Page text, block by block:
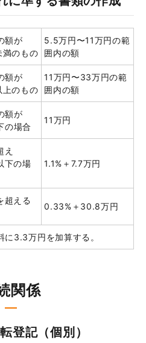
額が
のもの
5.5万円〜11万円の範
囲内の額
額が
のもの
11万円〜33万円の範
囲内の額
額が
の場合
11万円
え
下の場
1.1%＋7.7万円
超える
0.33%＋30.8万円
に3.3万円を加算する。
関係
登記（個別）